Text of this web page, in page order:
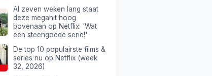
Al zeven weken lang staat
deze megahit hoog
bovenaan op Netflix: 'Wat
een steengoede serie!'
De top 10 populairste films &
series nu op Netflix (week
32, 2026)